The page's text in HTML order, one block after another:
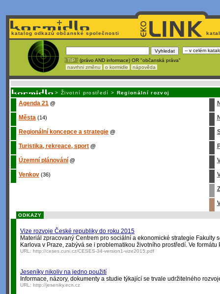
katalog odkazů občanské společnosti
! TIP : (právo AND informace) OR "občanská práva"
navrhni změnu
o kormidle nápověda
> Životní prostředí > Regionální rozvoj
Agenda 21 @
Města (14)
Regionální koncepce a strategie @
Turistika, rekreace, sport @
Územní plánování @
Venkov (36)
ODKAZY
Vize rozvoje České republiky do roku 2015
Materiál zpracovaný Centrem pro sociální a ekonomické strategie Fakulty
Karlova v Praze, zabývá se i problematikou životního prostředí. Ve formátu
URL: http://ceses.cuni.cz/CESES-34-version1-vize2015.pdf
Jeseníky nikoliv na jedno použití
Informace, názory, dokumenty a studie týkající se trvale udržitelného
URL: http://jeseniky.ecn.cz